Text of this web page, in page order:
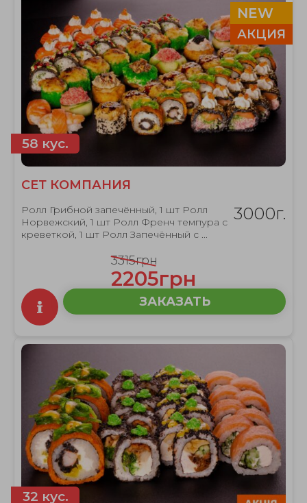
NEW
АКЦИЯ
58 кус.
СЕТ КОМПАНИЯ
Ролл Грибной запечённый, 1 шт Ролл
Норвежский, 1 шт Ролл Френч темпура с
креветкой, 1 шт Ролл Запечённый с ...
3000г.
3315грн
2205грн
ЗАКАЗАТЬ
32 кус.